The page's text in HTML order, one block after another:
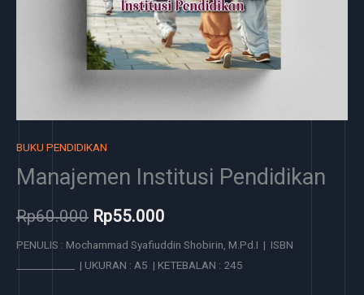
BUKU PENDIDIKAN
Manajemen Institusi Pendidikan
Rp60.000 Rp55.000
PENULIS : Mochammad Syafiuddin Shobirin, M.Pd.I | ISBN
____________ | UKURAN : A5 | KETEBALAN : 245